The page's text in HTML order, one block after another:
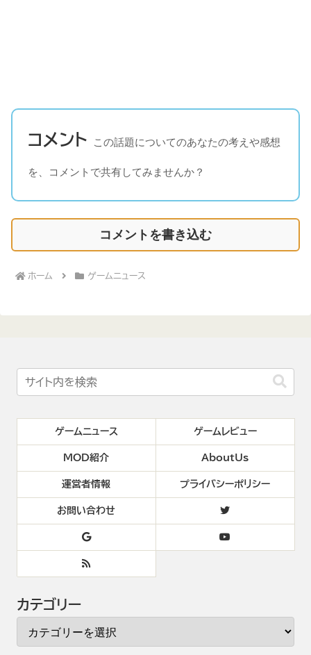
コメント この話題についてのあなたの考えや感想
を、コメントで共有してみませんか？
コメントを書き込む
ホーム ゲームニュース
ゲームニュース ゲームレビュー
MOD紹介 AboutUs
運営者情報 プライバシーポリシー
お問い合わせ
カテゴリー